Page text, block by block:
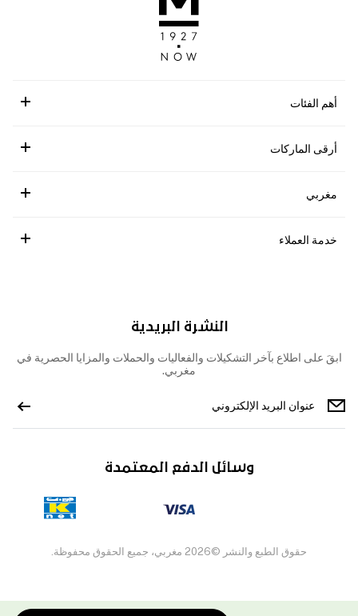
أهم الفئات
أرقى الماركات
مغربي
خدمة العملاء
النشرة البريدية
ابقَ على اطلاع بآخر التشكيلات والفعاليات والحملات والمزايا الحصرية في
مغربي.
وسائل الدفع المعتمدة
حقوق الطبع والنشر ©2026 مغربي، جميع الحقوق محفوظة.